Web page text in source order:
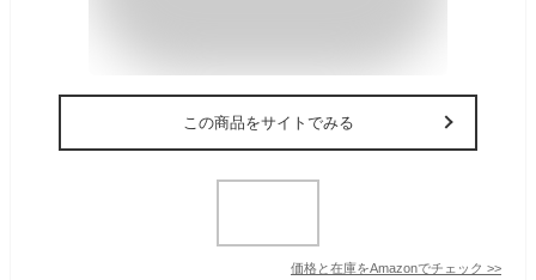
この商品をサイトでみる
価格と在庫をAmazonでチェック >>